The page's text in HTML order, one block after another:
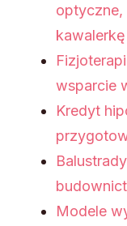
kawalerkę
wsparcie
Kredyt
Modele